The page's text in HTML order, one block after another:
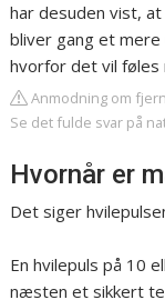
har desuden vist,
bliver gang et
hvorfor det vil føles
Anmodning om
Se det fulde svar på
Hvornår er
Det siger
En hvilepuls på 10
næsten et sikkert